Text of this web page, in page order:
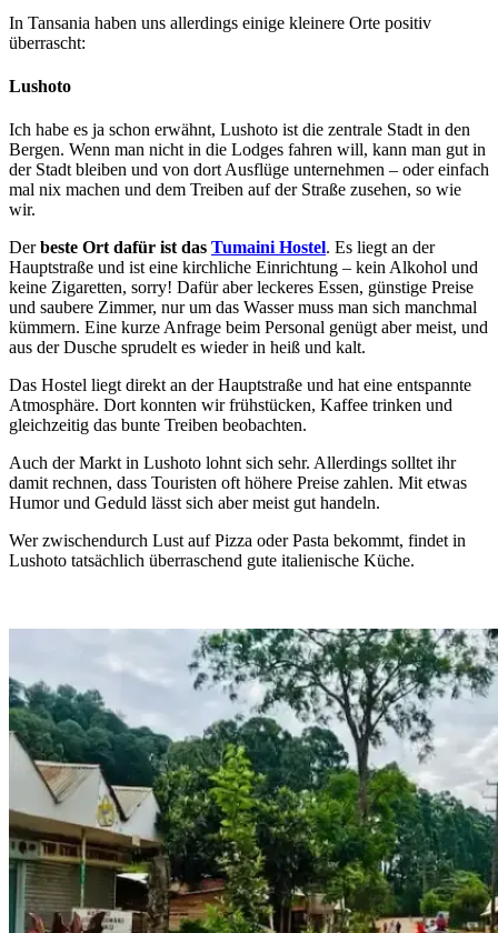
In Tansania haben uns allerdings einige kleinere Orte positiv
überrascht:
Lushoto
Ich habe es ja schon erwähnt, Lushoto ist die zentrale Stadt in den
Bergen. Wenn man nicht in die Lodges fahren will, kann man gut in
der Stadt bleiben und von dort Ausflüge unternehmen – oder einfach
mal nix machen und dem Treiben auf der Straße zusehen, so wie
wir.
Derbeste Ort dafür ist das Tumaini Hostel. Es liegt an der
Hauptstraße und ist eine kirchliche Einrichtung – kein Alkohol und
keine Zigaretten, sorry! Dafür aber leckeres Essen, günstige Preise
und saubere Zimmer, nur um das Wasser muss man sich manchmal
kümmern. Eine kurze Anfrage beim Personal genügt aber meist, und
aus der Dusche sprudelt es wieder in heiß und kalt.
Das Hostel liegt direkt an der Hauptstraße und hat eine entspannte
Atmosphäre. Dort konnten wir frühstücken, Kaffee trinken und
gleichzeitig das bunte Treiben beobachten.
Auch der Markt in Lushoto lohnt sich sehr. Allerdings solltet ihr
damit rechnen, dass Touristen oft höhere Preise zahlen. Mit etwas
Humor und Geduld lässt sich aber meist gut handeln.
Wer zwischendurch Lust auf Pizza oder Pasta bekommt, findet in
Lushoto tatsächlich überraschend gute italienische Küche.